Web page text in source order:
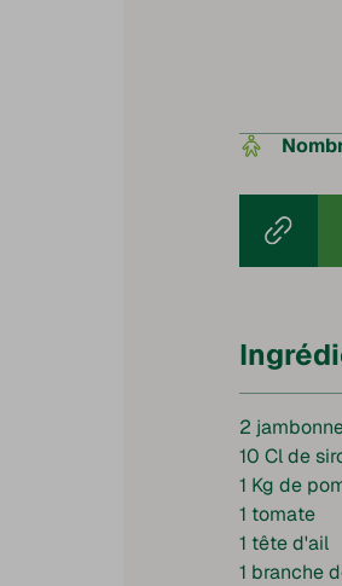
2
10 Cl de
1 Kg de
1 tomate
1 tête d'ail
1 branche